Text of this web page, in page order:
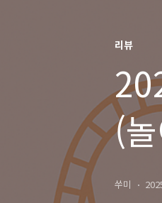
리뷰
(
전
쑤미